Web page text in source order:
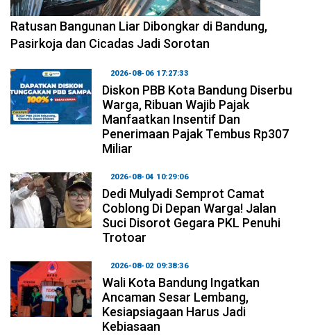
2026-08-06 17:34:08
Ratusan Bangunan Liar Dibongkar di Bandung,
Pasirkoja dan Cicadas Jadi Sorotan
2026-08-06 17:27:33
Diskon PBB Kota Bandung Diserbu
Warga, Ribuan Wajib Pajak
Manfaatkan Insentif Dan
Penerimaan Pajak Tembus Rp307
Miliar
2026-08-04 10:29:06
Dedi Mulyadi Semprot Camat
Coblong Di Depan Warga! Jalan
Suci Disorot Gegara PKL Penuhi
Trotoar
2026-08-02 09:38:36
Wali Kota Bandung Ingatkan
Ancaman Sesar Lembang,
Kesiapsiagaan Harus Jadi
Kebiasaan